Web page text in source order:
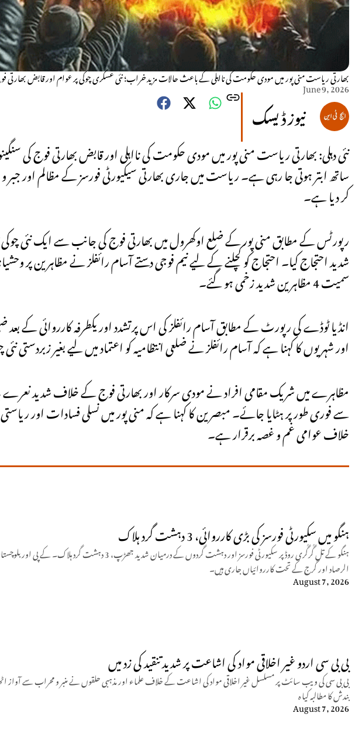
بھارتی ریاست منی پور میں مودی حکومت کی نااہلی کے باعث حالات مزید خراب؛ نئی عسکری چوکی پر عوام اور قابض بھارتی
June 9, 2026
نیوز ڈیسک
نئی دہلی: بھارتی ریاست منی پور میں مودی حکومت کی نااہلی اور قابض بھارتی فوج
ساتھ ابتر ہوتی جا رہی ہے۔ ریاست میں جاری بھارتی سیکیورٹی فورسز کے مظالم اور
کر دیا ہے۔
رپورٹس کے مطابق منی پور کے ضلع اوکھرول میں بھارتی فوج کی جانب سے ایک نئی
شدید احتجاج کیا۔ احتجاج کو کچلنے کے لیے نیم فوجی دستے آسام رائفلز نے مظاہرین پر
سمیت 4 مظاہرین شدید زخمی ہو گئے۔
انڈیا ٹوڈے کی رپورٹ کے مطابق آسام رائفلز کی اس پرتشدد اور یکطرفہ کارروائی کے بعد
اور شہریوں کا کہنا ہے کہ آسام رائفلز نے ضلعی انتظامیہ کو اعتماد میں لیے بغیر
مظاہرے میں شریک مقامی افراد نے مودی سرکار اور بھارتی فوج کے خلاف شدید نعرے
سے فوری طور پر ہٹایا جائے۔ مبصرین کا کہنا ہے کہ منی پور میں نسلی فسادات اور
خلاف عوامی غم و غصہ برقرار ہے۔
ہنگو میں سکیورٹی فورسز کی بڑی کارروائی، 3 دہشت گرد ہلاک
ہنگو کے تل گُرگُری روڈ پر سکیورٹی فورسز اور دہشت گردوں کے درمیان شدید جھڑپ، 3
الرصاد اور گرج کے تحت کارروائیاں جاری ہیں۔
August 7, 2026
بی بی سی اردو غیر اخلاقی مواد کی اشاعت پر شدید تنقید کی زد میں
بی بی سی کی ویب سائٹ پر مسلسل غیر اخلاقی مواد کی اشاعت کے خلاف علماء اور مذہبی حلقوں نے منبر و محراب سے آواز
بندش کا مطالبہ کیا ہ
August 7, 2026